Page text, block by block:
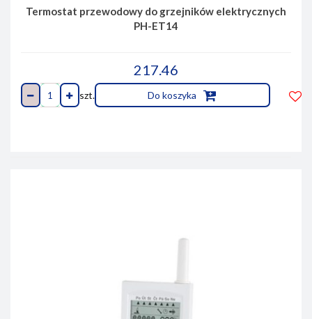
Termostat przewodowy do grzejników elektrycznych
PH-ET14
217.46
szt. Do koszyka